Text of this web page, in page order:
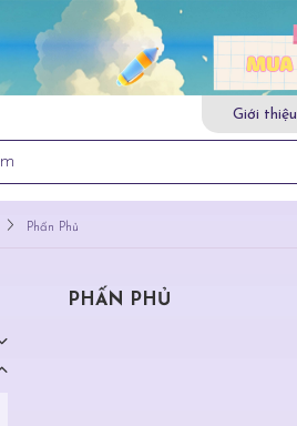
Giới thiệu
Phấn Phủ
PHẤN PHỦ